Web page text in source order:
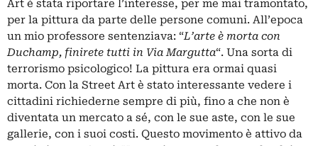
Art è stata riportare l’interesse, per me mai tramontato,
per la pittura da parte delle persone comuni. All’epoca
un mio professore sentenziava: “L’arte è morta con
Duchamp, finirete tutti in Via Margutta“. Una sorta di
terrorismo psicologico! La pittura era ormai quasi
morta. Con la Street Art è stato interessante vedere i
cittadini richiederne sempre di più, fino a che non è
diventata un mercato a sé, con le sue aste, con le sue
gallerie, con i suoi costi. Questo movimento è attivo da